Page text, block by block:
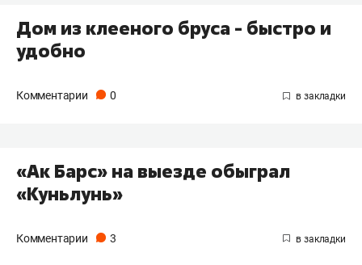
Дом из клееного бруса - быстро и
удобно
Комментарии 0
«Ак Барс» на выезде обыграл
«Куньлунь»
Комментарии 3